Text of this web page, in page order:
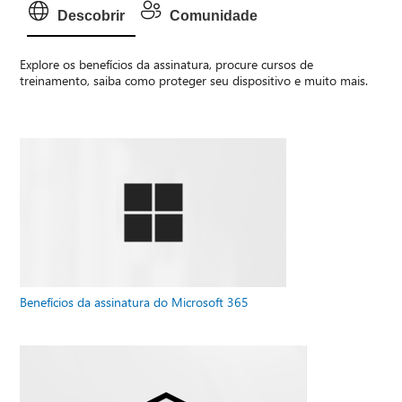
Descobrir Comunidade
Explore os benefícios da assinatura, procure cursos de
treinamento, saiba como proteger seu dispositivo e muito mais.
Benefícios da assinatura do Microsoft 365